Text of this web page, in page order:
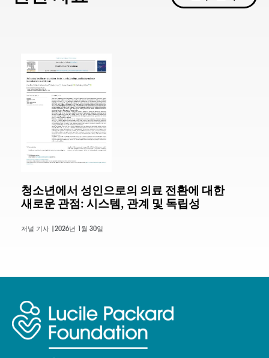
청소년에서 성인으로의 의료 전환에 대한
새로운 관점: 시스템, 관계 및 독립성
저널 기사 | 2026년 1월 30일